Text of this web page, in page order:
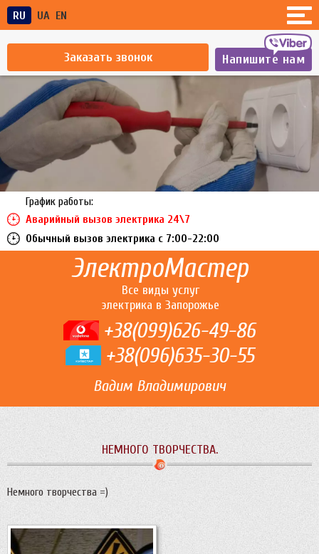
Напишите нам
Заказать звонок
RU UA EN
График работы:
Аварийный вызов электрика 24\7
Обычный вызов электрика c 7:00-22:00
ЭлектроМастер
Все виды услуг
электрика в Запорожье
+38(099)626-49-86
+38(096)635-30-55
Вадим Владимирович
НЕМНОГО ТВОРЧЕСТВА.
Немного творчества =)